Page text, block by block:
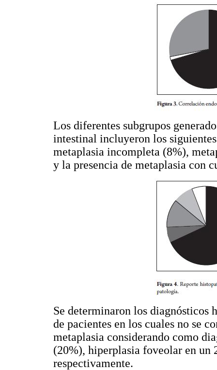
Los diferentes subgrupos
intestinal incluyeron los
metaplasia incompleta (8%),
y la presencia de metaplasia con
Se determinaron los diagnósticos
de pacientes en los cuales no se
metaplasia considerando como
(20%), hiperplasia foveolar en un
respectivamente.